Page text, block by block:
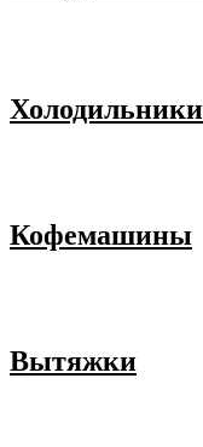
Кофемашины
Вытяжки